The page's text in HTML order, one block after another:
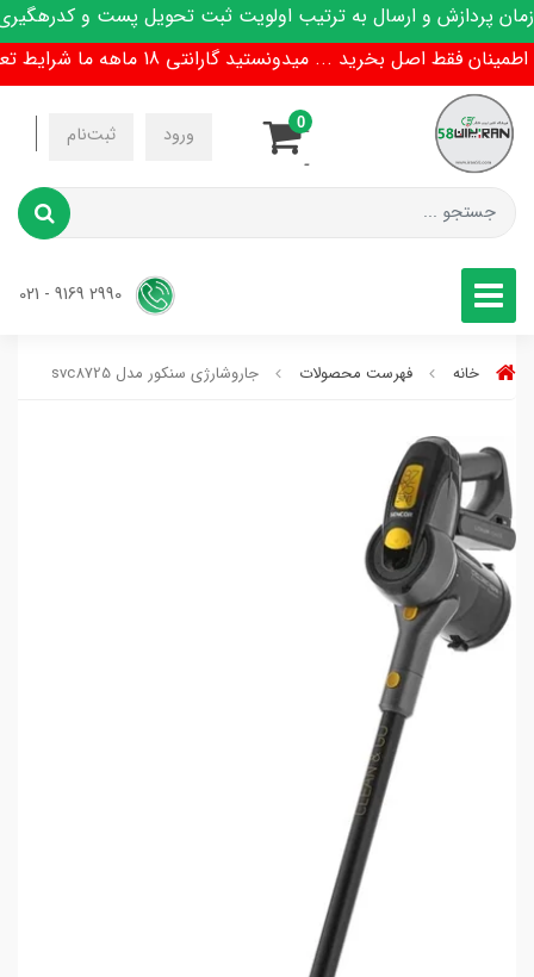
و ارسال به ترتیب اولویت ثبت تحویل پست و کدرهگیری
فقط اصل بخرید ... میدونستید گارانتی 18 ماهه ما شرایط تعویض هم داره !
ورود ثبت‌نام
-
-
0
خانه فهرست محصولات جاروشارژی سنکور مدل svc8725